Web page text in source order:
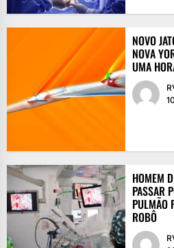
NOVO
NOVA
UMA
HOMEM
PASSAR
PULMÃO
ROBÔ